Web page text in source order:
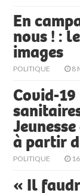
En
nous ! :
images
POLITIQUE 8
Covid-
à partir
POLITIQUE 16
« Il